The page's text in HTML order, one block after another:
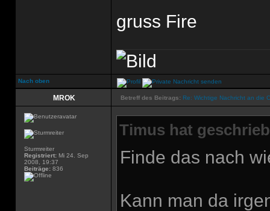
gruss Fire
Nach oben
MROK Betreff des Beitrags: Re: Wichtige Nachricht an die
Sturmreiter
Registriert: Mi 24. Sep
2008, 19:37
Beiträge: 836
Timus hat
Finde das nach
Kann man da